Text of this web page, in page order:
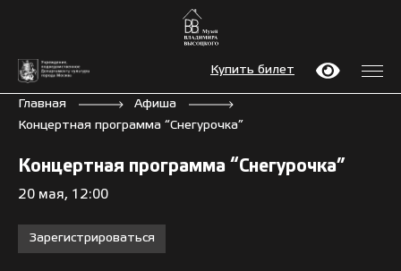
Купить билет
Главная
Афиша
Концертная программа “Снегурочка”
Концертная программа “Снегурочка”
20 мая, 12:00
Зарегистрироваться